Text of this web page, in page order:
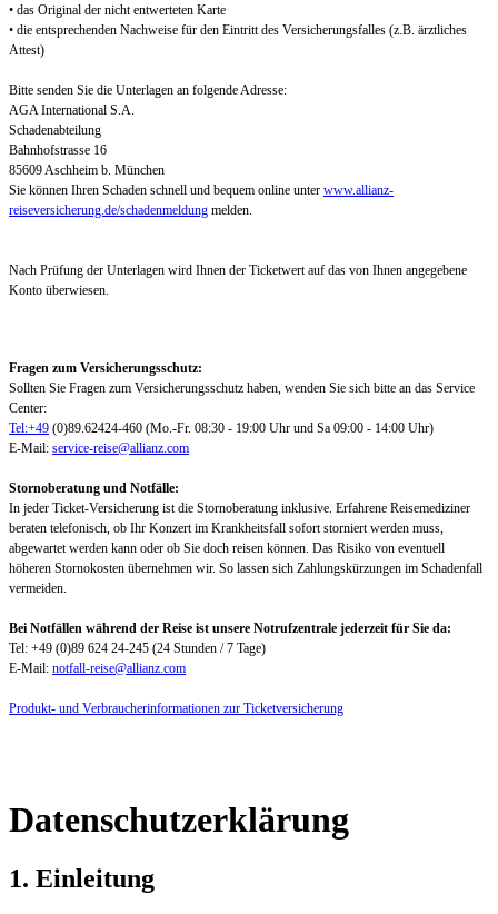
• das Original der nicht entwerteten Karte
• die entsprechenden Nachweise für den Eintritt des Versicherungsfalles (z.B. ärztliches
Attest)
Bitte senden Sie die Unterlagen an folgende Adresse:
AGA International S.A.
Schadenabteilung
Bahnhofstrasse 16
85609 Aschheim b. München
Sie können Ihren Schaden schnell und bequem online unter www.allianz-
reiseversicherung.de/schadenmeldung melden.
Nach Prüfung der Unterlagen wird Ihnen der Ticketwert auf das von Ihnen angegebene
Konto überwiesen.
Fragen zum Versicherungsschutz:
Sollten Sie Fragen zum Versicherungsschutz haben, wenden Sie sich bitte an das Service
Center:
Tel:+49 (0)89.62424-460 (Mo.-Fr. 08:30 - 19:00 Uhr und Sa 09:00 - 14:00 Uhr)
E-Mail: service-reise@allianz.com
Stornoberatung und Notfälle:
In jeder Ticket-Versicherung ist die Stornoberatung inklusive. Erfahrene Reisemediziner
beraten telefonisch, ob Ihr Konzert im Krankheitsfall sofort storniert werden muss,
abgewartet werden kann oder ob Sie doch reisen können. Das Risiko von eventuell
höheren Stornokosten übernehmen wir. So lassen sich Zahlungskürzungen im Schadenfall
vermeiden.
Bei Notfällen während der Reise ist unsere Notrufzentrale jederzeit für Sie da:
Tel: +49 (0)89 624 24-245 (24 Stunden / 7 Tage)
E-Mail: notfall-reise@allianz.com
Produkt- und Verbraucherinformationen zur Ticketversicherung
Datenschutzerklärung
1. Einleitung